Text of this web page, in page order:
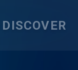
DISCOVER